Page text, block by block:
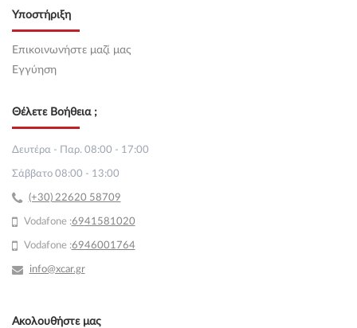
Υποστήριξη
Επικοινωνήστε μαζί μας
Εγγύηση
Θέλετε Βοήθεια ;
Δευτέρα - Παρ. 08:00 - 17:00
Σάββατο 08:00 - 13:00
(+30) 22620 58709
Vodafone :6941581020
Vodafone :6946001764
info@xcar.gr
Ακολουθήστε μας